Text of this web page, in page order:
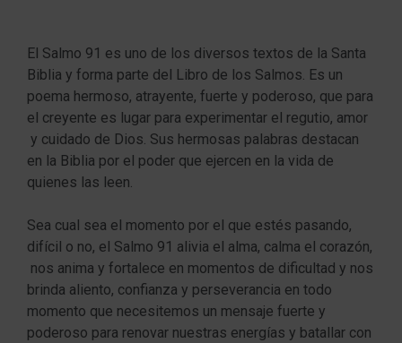
El Salmo 91 es uno de los diversos textos de la Santa
Biblia y forma parte del Libro de los Salmos. Es un
poema hermoso, atrayente, fuerte y poderoso, que para
el creyente es lugar para experimentar el regutio, amor
y cuidado de Dios. Sus hermosas palabras destacan
en la Biblia por el poder que ejercen en la vida de
quienes las leen.
Sea cual sea el momento por el que estés pasando,
difícil o no, el Salmo 91 alivia el alma, calma el corazón,
nos anima y fortalece en momentos de dificultad y nos
brinda aliento, confianza y perseverancia en todo
momento que necesitemos un mensaje fuerte y
poderoso para renovar nuestras energías y batallar con